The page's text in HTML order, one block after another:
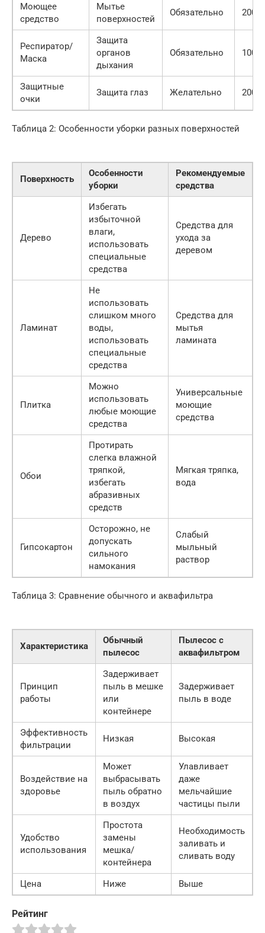
Моющее
средство
Мытье
поверхностей
Обязательно 200-
Респиратор/
Маска
Защита
органов
дыхания
Обязательно 100-
Защитные
очки
Защита глаз Желательно 200-
Таблица 2: Особенности уборки разных поверхностей
Поверхность
Особенности
уборки
Рекомендуемые
средства
Дерево
Избегать
избыточной
влаги,
использовать
специальные
средства
Средства для
ухода за
деревом
Ламинат
Не
использовать
слишком много
воды,
использовать
специальные
средства
Средства для
мытья
ламината
Плитка
Можно
использовать
любые моющие
средства
Универсальные
моющие
средства
Обои
Протирать
слегка влажной
тряпкой,
избегать
абразивных
средств
Мягкая тряпка,
вода
Гипсокартон
Осторожно, не
допускать
сильного
намокания
Слабый
мыльный
раствор
Таблица 3: Сравнение обычного и аквафильтра
Характеристика
Обычный
пылесос
Пылесос с
аквафильтром
Принцип
работы
Задерживает
пыль в мешке
или
контейнере
Задерживает
пыль в воде
Эффективность
фильтрации
Низкая Высокая
Воздействие на
здоровье
Может
выбрасывать
пыль обратно
в воздух
Улавливает
даже
мельчайшие
частицы пыли
Удобство
использования
Простота
замены
мешка/
контейнера
Необходимость
заливать и
сливать воду
Цена Ниже Выше
Рейтинг